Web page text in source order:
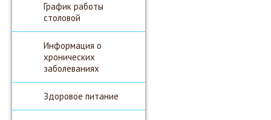
График работы
столовой
Информация о
хронических
заболеваниях
Здоровое питание